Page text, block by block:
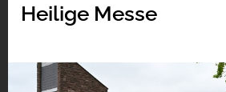
Heilige Messe